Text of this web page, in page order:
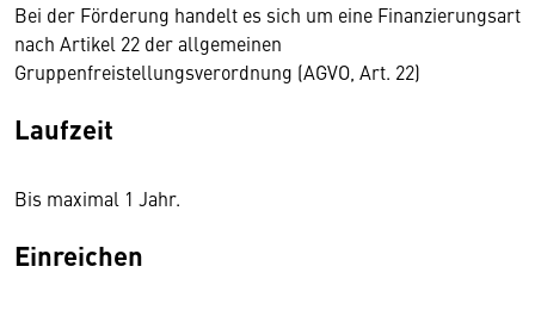
Bei der Förderung handelt es sich um eine Finanzierungsart
nach Artikel 22 der allgemeinen
Gruppenfreistellungsverordnung (AGVO, Art. 22)
Laufzeit
Bis maximal 1 Jahr.
Einreichen